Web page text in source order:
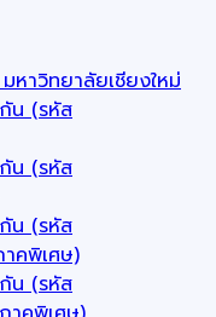
าวิทยาลัยเชียงใหม่
น (รหัส
น (รหัส
น (รหัส
คพิเศษ)
น (รหัส